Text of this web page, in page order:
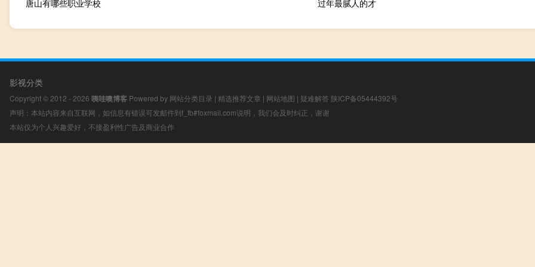
唐山有哪些职业学校 过年最腻人的才
影视分类
Copyright © 2012 - 2026 咦哇噢博客 Powered by 网站分类目录 | 精选推荐文章 | 网站地图 | 疑难解答 陕ICP备05444392号
声明：本站内容来自互联网，如信息有错误可发邮件到f_fb#foxmail.com说明，我们会及时纠正，谢谢
本站仅为个人兴趣爱好，不接盈利性广告及商业合作